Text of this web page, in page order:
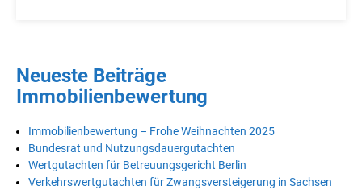
Neueste Beiträge
Immobilienbewertung
Immobilienbewertung – Frohe Weihnachten 2025
Bundesrat und Nutzungsdauergutachten
Wertgutachten für Betreuungsgericht Berlin
Verkehrswertgutachten für Zwangsversteigerung in Sachsen